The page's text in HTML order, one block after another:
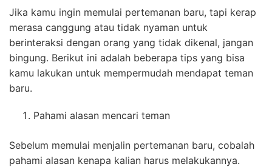
Jika kamu ingin memulai pertemanan baru, tapi kerap
merasa canggung atau tidak nyaman untuk
berinteraksi dengan orang yang tidak dikenal, jangan
bingung. Berikut ini adalah beberapa tips yang bisa
kamu lakukan untuk mempermudah mendapat teman
baru.
Pahami alasan mencari teman
Sebelum memulai menjalin pertemanan baru, cobalah
pahami alasan kenapa kalian harus melakukannya.